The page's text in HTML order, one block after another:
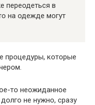
переодеться в
на одежде могут
процедуры, которые
то неожиданное
не нужно, сразу